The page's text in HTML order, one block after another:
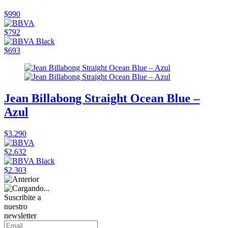
$990
$792
$693
Jean Billabong Straight Ocean Blue –
Azul
$3.290
$2.632
$2.303
Suscribite a
nuestro
newsletter